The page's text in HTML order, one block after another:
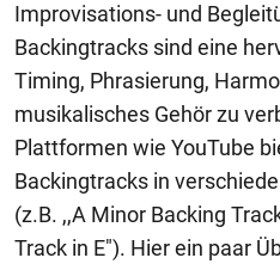
Improvisations- und
Backingtracks sind eine
Timing, Phrasierung,
musikalisches Gehör zu
Plattformen wie YouTube
Backingtracks in
(z.B. ,,A Minor Backing
Track in E"). Hier ein paar